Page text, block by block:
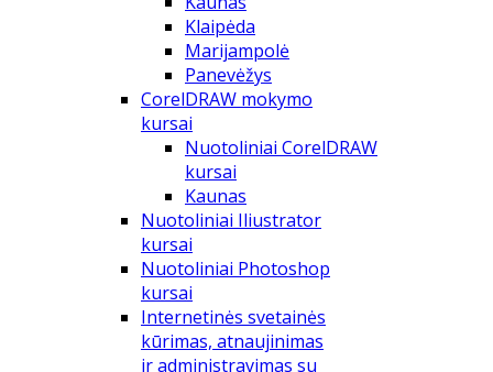
Klaipėda
Marijampolė
Panevėžys
CorelDRAW mokymo
kursai
Nuotoliniai CorelDRAW
kursai
Kaunas
Nuotoliniai Iliustrator
kursai
Nuotoliniai Photoshop
kursai
Internetinės svetainės
kūrimas, atnaujinimas
ir administravimas su